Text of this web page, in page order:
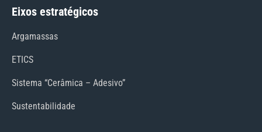
Eixos estratégicos
Argamassas
ETICS
Sistema “Cerâmica – Adesivo”
Sustentabilidade